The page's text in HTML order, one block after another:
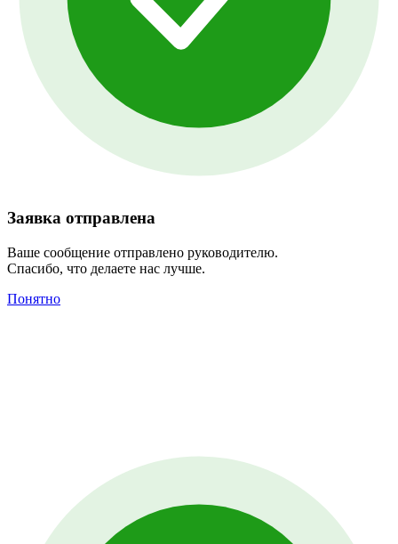
Заявка отправлена
Ваше сообщение отправлено руководителю.
Спасибо, что делаете нас лучше.
Понятно